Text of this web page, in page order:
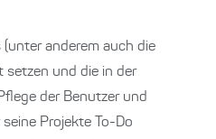
anderem auch die
setzen und die in der
der Benutzer und
Projekte To-Do